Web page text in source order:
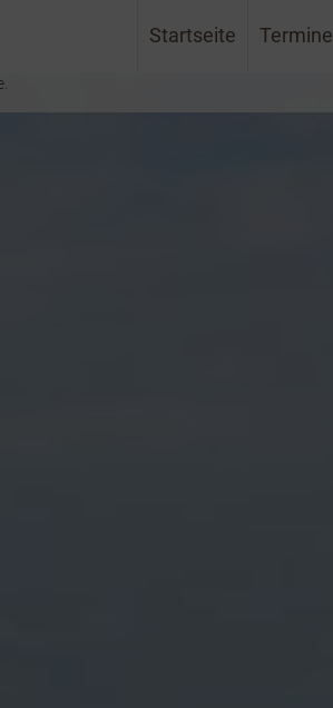
Startseite Termine